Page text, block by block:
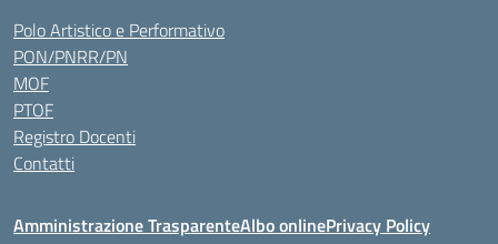
Polo Artistico e Performativo
PON/PNRR/PN
MOF
PTOF
Registro Docenti
Contatti
Amministrazione TrasparenteAlbo onlinePrivacy Policy